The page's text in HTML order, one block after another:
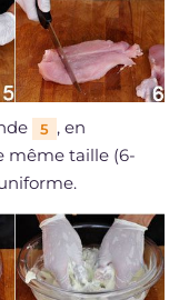
5 , en
même taille (6-